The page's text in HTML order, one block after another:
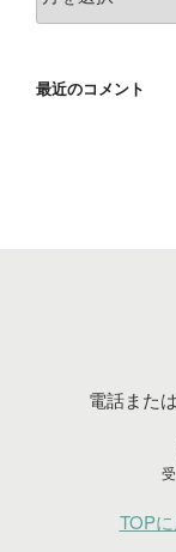
ー
イ
最近のコメント
電話また
TOP